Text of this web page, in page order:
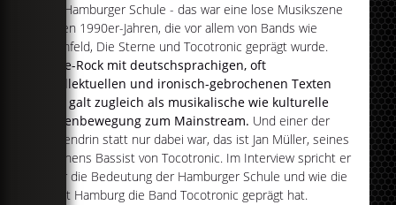
Die Hamburger Schule - das war eine lose Musikszene
in den 1990er-Jahren, die vor allem von Bands wie
Blumfeld, Die Sterne und Tocotronic geprägt wurde.
Indie-Rock mit deutschsprachigen, oft
intellektuellen und ironisch-gebrochenen Texten
und galt zugleich als musikalische wie kulturelle
Gegenbewegung zum Mainstream. Und einer der
mittendrin statt nur dabei war, das ist Jan Müller, seines
Zeichens Bassist von Tocotronic. Im Interview spricht er
über die Bedeutung der Hamburger Schule und wie die
Stadt Hamburg die Band Tocotronic geprägt hat.